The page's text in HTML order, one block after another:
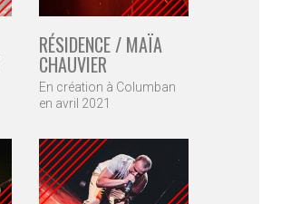
RÉSIDENCE / MAÏA
CHAUVIER
En création à Columban
en avril 2021